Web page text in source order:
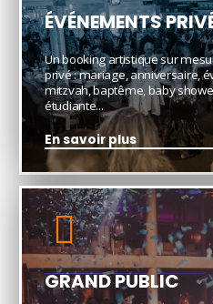
ÉVÉNEMENTS
Un booking artistique sur
privé : mariage, anniversaire,
mitzvah, baptême, baby
étudiante...
En savoir plus
GRAND PUBLIC